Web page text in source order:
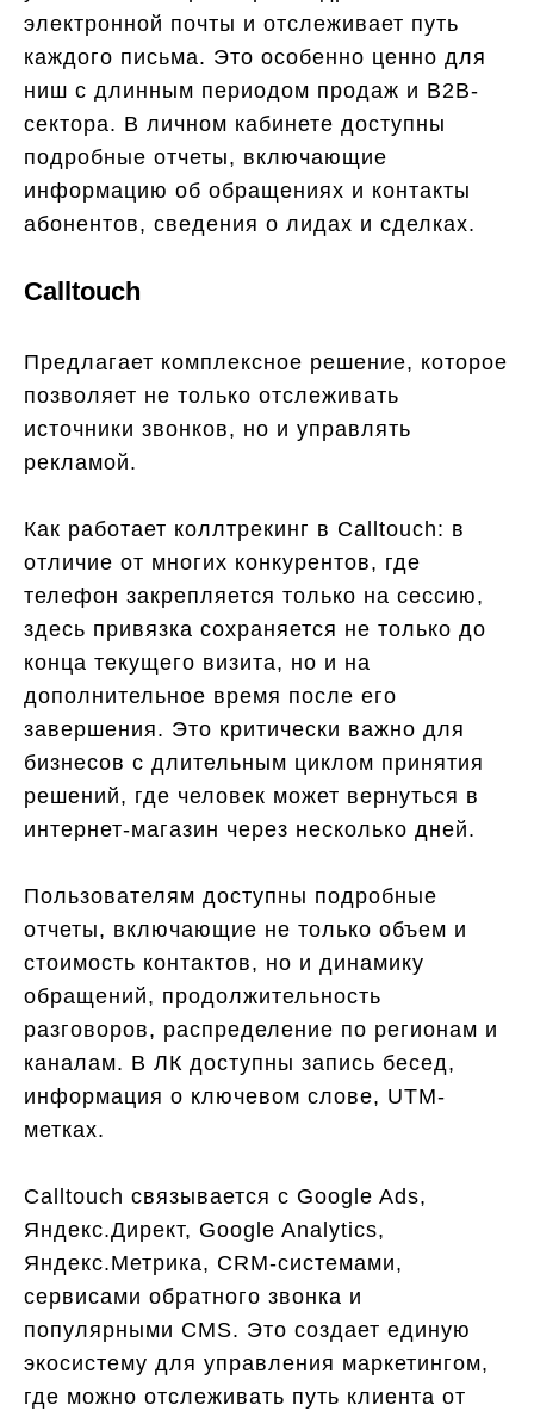
электронной почты и отслеживает путь
каждого письма. Это особенно ценно для
ниш с длинным периодом продаж и B2B-
сектора. В личном кабинете доступны
подробные отчеты, включающие
информацию об обращениях и контакты
абонентов, сведения о лидах и сделках.
Calltouch
Предлагает комплексное решение, которое
позволяет не только отслеживать
источники звонков, но и управлять
рекламой.
Как работает коллтрекинг в Calltouch: в
отличие от многих конкурентов, где
телефон закрепляется только на сессию,
здесь привязка сохраняется не только до
конца текущего визита, но и на
дополнительное время после его
завершения. Это критически важно для
бизнесов с длительным циклом принятия
решений, где человек может вернуться в
интернет-магазин через несколько дней.
Пользователям доступны подробные
отчеты, включающие не только объем и
стоимость контактов, но и динамику
обращений, продолжительность
разговоров, распределение по регионам и
каналам. В ЛК доступны запись бесед,
информация о ключевом слове, UTM-
метках.
Calltouch связывается с Google Ads,
Яндекс.Директ, Google Analytics,
Яндекс.Метрика, CRM-системами,
сервисами обратного звонка и
популярными CMS. Это создает единую
экосистему для управления маркетингом,
где можно отслеживать путь клиента от